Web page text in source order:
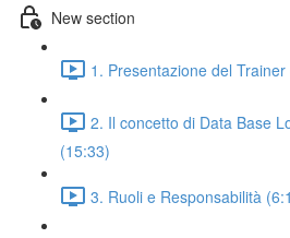
New section
1. Presentazione del
2. Il concetto di Data Base
(15:33)
3. Ruoli e Responsabilità